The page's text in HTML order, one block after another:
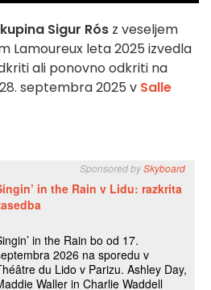
Sigur Rós z veseljem
Lamoureux leta 2025 izvedla
ali ponovno odkriti na
septembra 2025 v Salle